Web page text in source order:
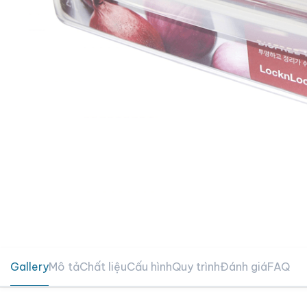
GalleryMô tảChất liệuCấu hìnhQuy trìnhĐánh giáFAQ